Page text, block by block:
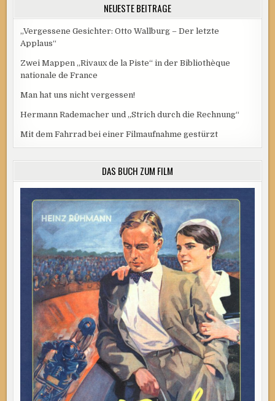
NEUESTE BEITRÄGE
„Vergessene Gesichter: Otto Wallburg – Der letzte
Applaus“
Zwei Mappen „Rivaux de la Piste“ in der Bibliothèque
nationale de France
Man hat uns nicht vergessen!
Hermann Rademacher und „Strich durch die Rechnung“
Mit dem Fahrrad bei einer Filmaufnahme gestürzt
DAS BUCH ZUM FILM